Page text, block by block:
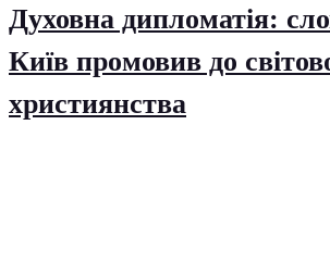
Духовна дипломатія:
Київ промовив до
християнства